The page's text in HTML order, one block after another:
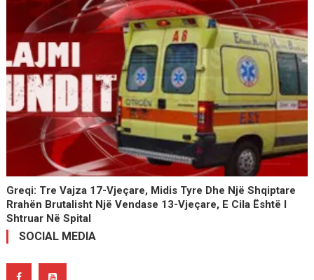
Greqi: Tre Vajza 17-Vjeçare, Midis Tyre Dhe Një Shqiptare
Rrahën Brutalisht Një Vendase 13-Vjeçare, E Cila Është I
Shtruar Në Spital
SOCIAL MEDIA